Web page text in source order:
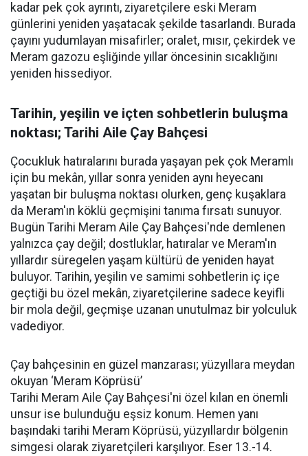
kadar pek çok ayrıntı, ziyaretçilere eski Meram
günlerini yeniden yaşatacak şekilde tasarlandı. Burada
çayını yudumlayan misafirler; oralet, mısır, çekirdek ve
Meram gazozu eşliğinde yıllar öncesinin sıcaklığını
yeniden hissediyor.
Tarihin, yeşilin ve içten sohbetlerin buluşma
noktası; Tarihi Aile Çay Bahçesi
Çocukluk hatıralarını burada yaşayan pek çok Meramlı
için bu mekân, yıllar sonra yeniden aynı heyecanı
yaşatan bir buluşma noktası olurken, genç kuşaklara
da Meram'ın köklü geçmişini tanıma fırsatı sunuyor.
Bugün Tarihi Meram Aile Çay Bahçesi'nde demlenen
yalnızca çay değil; dostluklar, hatıralar ve Meram'ın
yıllardır süregelen yaşam kültürü de yeniden hayat
buluyor. Tarihin, yeşilin ve samimi sohbetlerin iç içe
geçtiği bu özel mekân, ziyaretçilerine sadece keyifli
bir mola değil, geçmişe uzanan unutulmaz bir yolculuk
vadediyor.
Çay bahçesinin en güzel manzarası; yüzyıllara meydan
okuyan ‘Meram Köprüsü’
Tarihi Meram Aile Çay Bahçesi'ni özel kılan en önemli
unsur ise bulunduğu eşsiz konum. Hemen yanı
başındaki tarihi Meram Köprüsü, yüzyıllardır bölgenin
simgesi olarak ziyaretçileri karşılıyor. Eser 13.-14.